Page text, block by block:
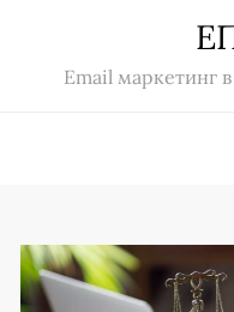
contentEmail маркетинг в